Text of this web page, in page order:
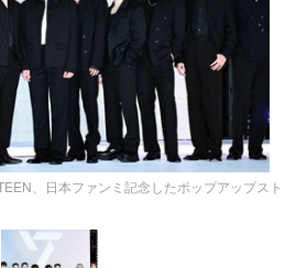
、日本ファンミ記念したポップアップスト